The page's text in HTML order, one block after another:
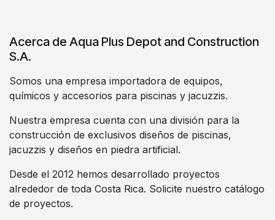
Acerca de Aqua Plus Depot and Construction
S.A.
Somos una empresa importadora de equipos,
químicos y accesorios para piscinas y jacuzzis.
Nuestra empresa cuenta con una división para la
construcción de exclusivos diseños de piscinas,
jacuzzis y diseños en piedra artificial.
Desde el 2012 hemos desarrollado proyectos
alrededor de toda Costa Rica. Solicite nuestro catálogo
de proyectos.